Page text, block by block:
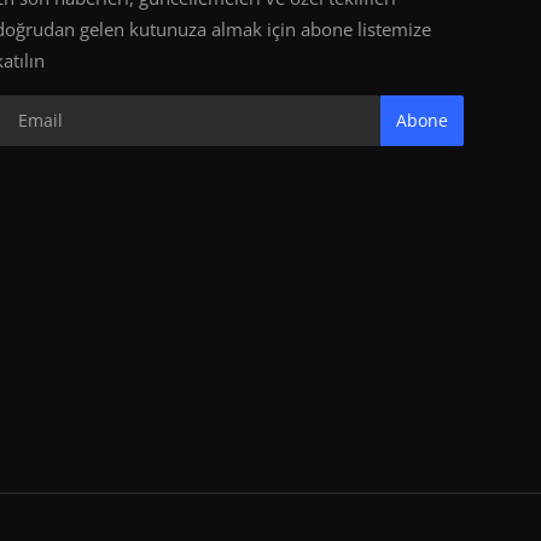
gelen kutunuza almak için abone listemize
Abone